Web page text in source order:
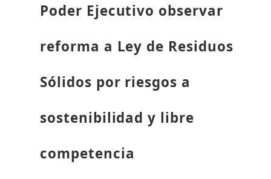
Poder Ejecutivo observar
reforma a Ley de Residuos
Sólidos por riesgos a
sostenibilidad y libre
competencia